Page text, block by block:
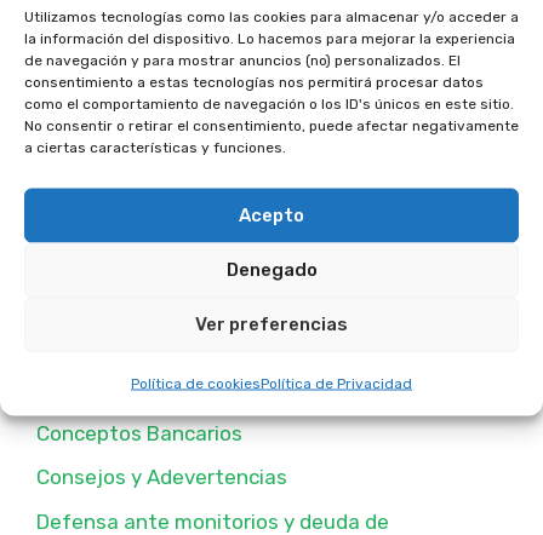
Utilizamos tecnologías como las cookies para almacenar y/o acceder a
la información del dispositivo. Lo hacemos para mejorar la experiencia
de navegación y para mostrar anuncios (no) personalizados. El
consentimiento a estas tecnologías nos permitirá procesar datos
como el comportamiento de navegación o los ID's únicos en este sitio.
No consentir o retirar el consentimiento, puede afectar negativamente
a ciertas características y funciones.
Acepto
Denegado
Ver preferencias
Política de cookiesPolítica de Privacidad
Buscar
Buscar
Categorias Publicadas
Anular Contratos de Multipropiedad
Conceptos Bancarios
Consejos y Adevertencias
Defensa ante monitorios y deuda de